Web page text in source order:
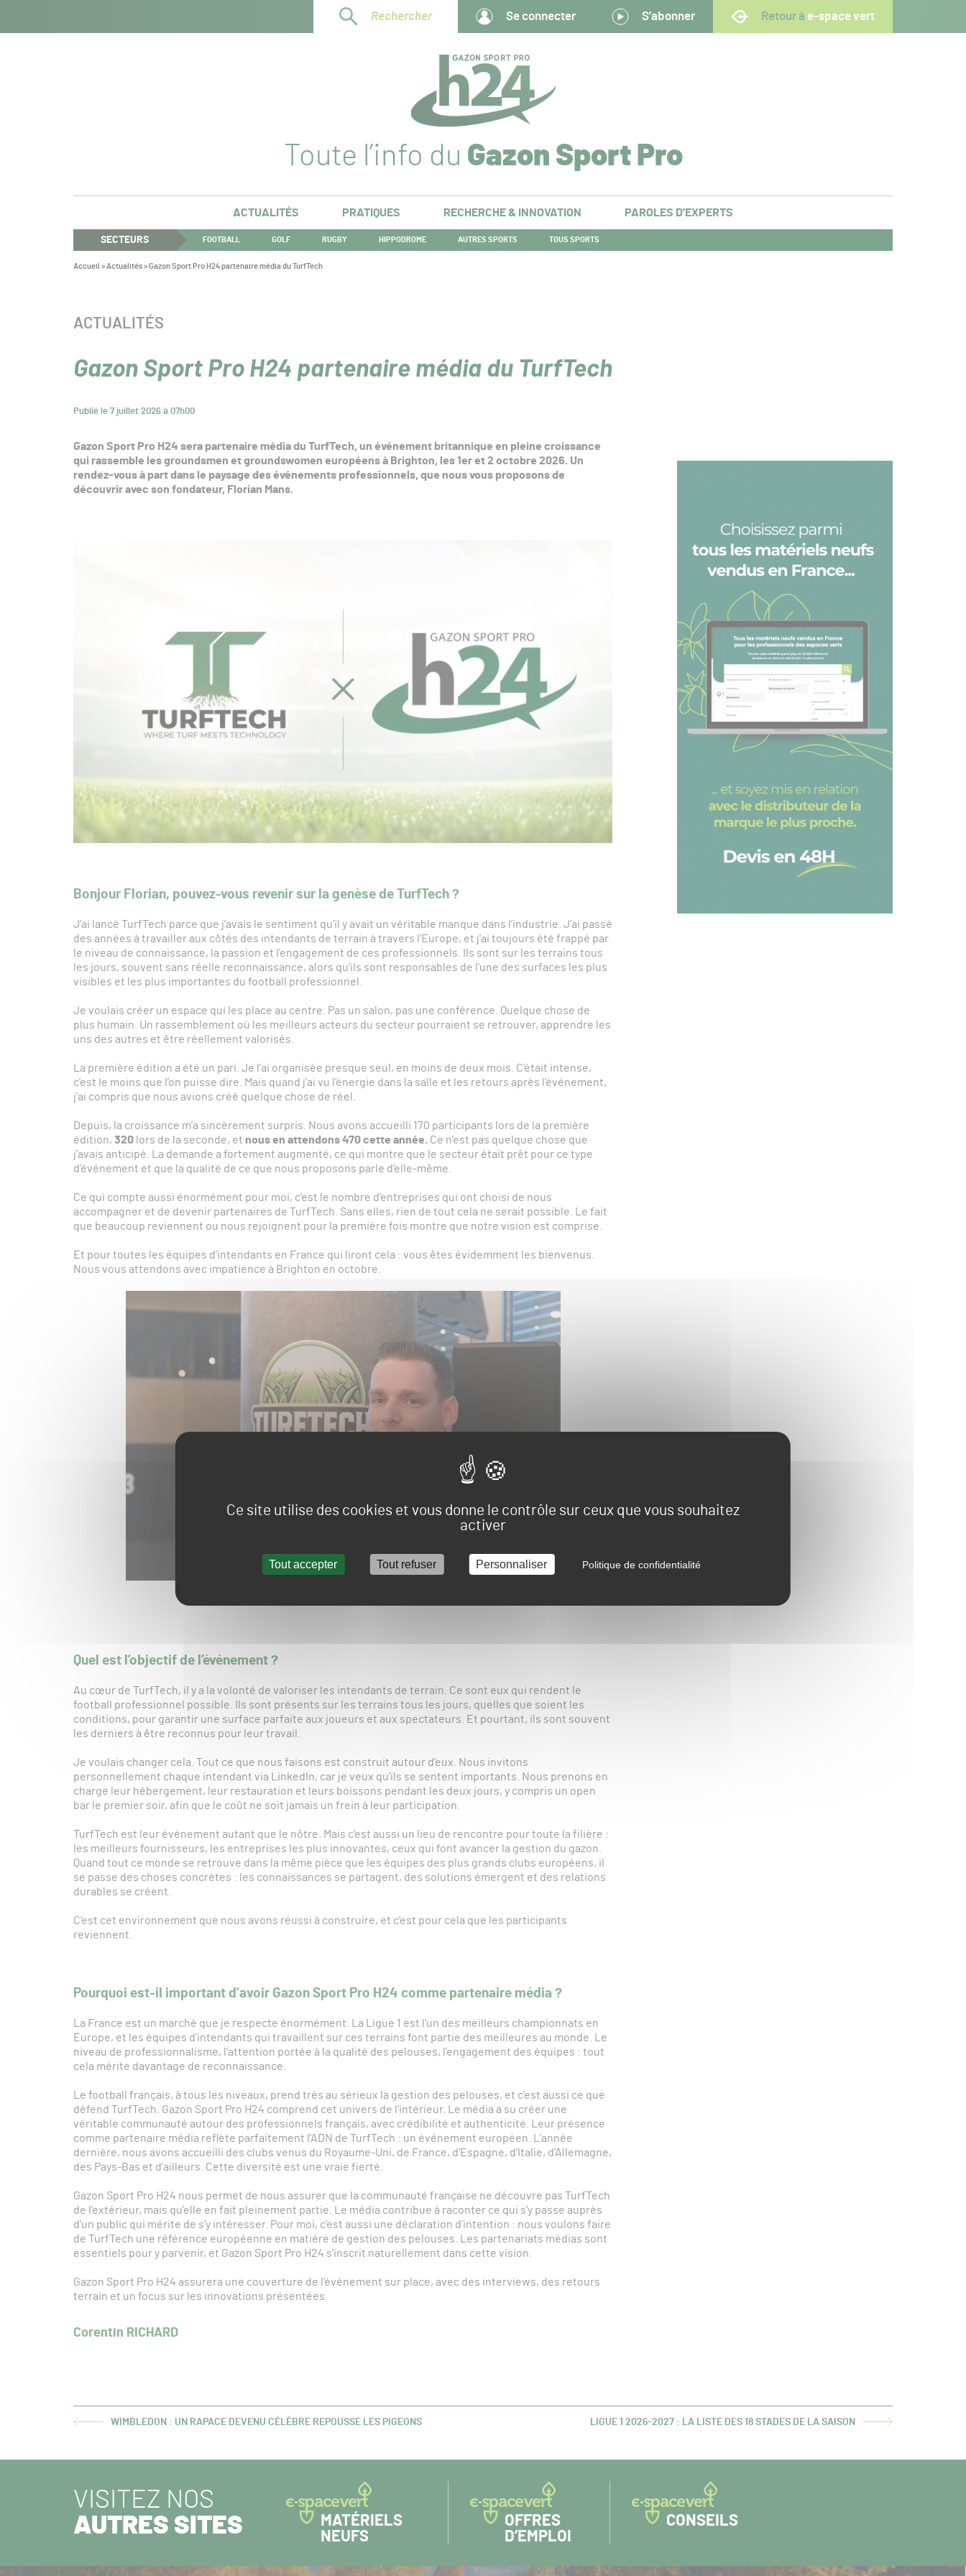
Ce site utilise des cookies et vous donne le contrôle sur ceux que vous souhaitez
activer
Tout accepter Tout refuser Personnaliser Politique de confidentialité
Rechercher Se connecter S’abonner Retour à e-space vert
Toute l’info du Gazon Sport Pro
ACTUALITÉS PRATIQUES RECHERCHE & INNOVATION PAROLES D’EXPERTS
SECTEURS FOOTBALL GOLF RUGBY HIPPODROME AUTRES SPORTS TOUS SPORTS
Vous
Accueil >Actualités>Gazon Sport Pro H24 partenaire média du TurfTech
Gazon Sport Pro H24 partenaire média du TurfTech
Publié le 7 juillet 2026 à 07h00
CATÉGORIE :
ACTUALITÉS
Gazon Sport Pro H24 sera partenaire média du TurfTech, un événement britannique en pleine croissance
qui rassemble les groundsmen et groundswomen européens à Brighton, les 1er et 2 octobre 2026. Un
rendez-vous à part dans le paysage des événements professionnels, que nous vous proposons de
découvrir avec son fondateur, Florian Mans.
Bonjour Florian, pouvez-vous revenir sur la genèse de TurfTech ?
J’ai lancé TurfTech parce que j’avais le sentiment qu’il y avait un véritable manque dans l’industrie. J’ai passé
des années à travailler aux côtés des intendants de terrain à travers l’Europe, et j’ai toujours été frappé par
le niveau de connaissance, la passion et l’engagement de ces professionnels. Ils sont sur les terrains tous
les jours, souvent sans réelle reconnaissance, alors qu’ils sont responsables de l’une des surfaces les plus
visibles et les plus importantes du football professionnel.
Je voulais créer un espace qui les place au centre. Pas un salon, pas une conférence. Quelque chose de
plus humain. Un rassemblement où les meilleurs acteurs du secteur pourraient se retrouver, apprendre les
uns des autres et être réellement valorisés.
La première édition a été un pari. Je l’ai organisée presque seul, en moins de deux mois. C’était intense,
c’est le moins que l’on puisse dire. Mais quand j’ai vu l’énergie dans la salle et les retours après l’événement,
j’ai compris que nous avions créé quelque chose de réel.
Depuis, la croissance m’a sincèrement surpris. Nous avons accueilli 170 participants lors de la première
édition, 320 lors de la seconde, et nous en attendons 470 cette année. Ce n’est pas quelque chose que
j’avais anticipé. La demande a fortement augmenté, ce qui montre que le secteur était prêt pour ce type
d’événement et que la qualité de ce que nous proposons parle d’elle-même.
Ce qui compte aussi énormément pour moi, c’est le nombre d’entreprises qui ont choisi de nous
accompagner et de devenir partenaires de TurfTech. Sans elles, rien de tout cela ne serait possible. Le fait
que beaucoup reviennent ou nous rejoignent pour la première fois montre que notre vision est comprise.
Et pour toutes les équipes d’intendants en France qui liront cela : vous êtes évidemment les bienvenus.
Nous vous attendons avec impatience à Brighton en octobre.
Quel est l’objectif de l’événement ?
Au cœur de TurfTech, il y a la volonté de valoriser les intendants de terrain. Ce sont eux qui rendent le
football professionnel possible. Ils sont présents sur les terrains tous les jours, quelles que soient les
conditions, pour garantir une surface parfaite aux joueurs et aux spectateurs. Et pourtant, ils sont souvent
les derniers à être reconnus pour leur travail.
Je voulais changer cela. Tout ce que nous faisons est construit autour d’eux. Nous invitons
personnellement chaque intendant via LinkedIn, car je veux qu’ils se sentent importants. Nous prenons en
charge leur hébergement, leur restauration et leurs boissons pendant les deux jours, y compris un open
bar le premier soir, afin que le coût ne soit jamais un frein à leur participation.
TurfTech est leur événement autant que le nôtre. Mais c’est aussi un lieu de rencontre pour toute la filière :
les meilleurs fournisseurs, les entreprises les plus innovantes, ceux qui font avancer la gestion du gazon.
Quand tout ce monde se retrouve dans la même pièce que les équipes des plus grands clubs européens, il
se passe des choses concrètes : les connaissances se partagent, des solutions émergent et des relations
durables se créent.
C’est cet environnement que nous avons réussi à construire, et c’est pour cela que les participants
reviennent.
Pourquoi est-il important d’avoir Gazon Sport Pro H24 comme partenaire média ?
La France est un marché que je respecte énormément. La Ligue 1 est l’un des meilleurs championnats en
Europe, et les équipes d’intendants qui travaillent sur ces terrains font partie des meilleures au monde. Le
niveau de professionnalisme, l’attention portée à la qualité des pelouses, l’engagement des équipes : tout
cela mérite davantage de reconnaissance.
Le football français, à tous les niveaux, prend très au sérieux la gestion des pelouses, et c’est aussi ce que
défend TurfTech. Gazon Sport Pro H24 comprend cet univers de l’intérieur. Le média a su créer une
véritable communauté autour des professionnels français, avec crédibilité et authenticité. Leur présence
comme partenaire média reflète parfaitement l’ADN de TurfTech : un événement européen. L’année
dernière, nous avons accueilli des clubs venus du Royaume-Uni, de France, d’Espagne, d’Italie, d’Allemagne,
des Pays-Bas et d’ailleurs. Cette diversité est une vraie fierté.
Gazon Sport Pro H24 nous permet de nous assurer que la communauté française ne découvre pas TurfTech
de l’extérieur, mais qu’elle en fait pleinement partie. Le média contribue à raconter ce qui s’y passe auprès
d’un public qui mérite de s’y intéresser. Pour moi, c’est aussi une déclaration d’intention : nous voulons faire
de TurfTech une référence européenne en matière de gestion des pelouses. Les partenariats médias sont
essentiels pour y parvenir, et Gazon Sport Pro H24 s’inscrit naturellement dans cette vision.
Gazon Sport Pro H24 assurera une couverture de l’événement sur place, avec des interviews, des retours
terrain et un focus sur les innovations présentées.
Corentin RICHARD
ARTICLE WIMBLEDON : UN RAPACE DEVENU CÉLÈBRE REPOUSSE LES PIGEONS
ARTICLE
LIGUE 1 2026-2027 : LA LISTE DES 18 STADES DE LA SAISON
VISITEZ NOS
AUTRES SITES
MATÉRIELS
NEUFS
OFFRES
D’EMPLOI
CONSEILS